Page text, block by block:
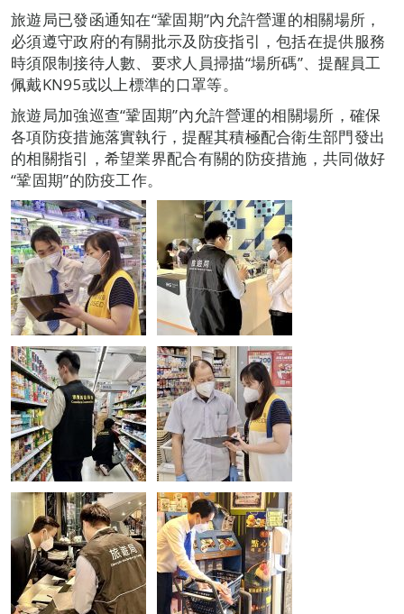
旅遊局已發函通知在“鞏固期”內允許營運的相關場所，
必須遵守政府的有關批示及防疫指引，包括在提供服務
時須限制接待人數、要求人員掃描“場所碼”、提醒員工
佩戴KN95或以上標準的口罩等。
旅遊局加強巡查“鞏固期”內允許營運的相關場所，確保
各項防疫措施落實執行，提醒其積極配合衛生部門發出
的相關指引，希望業界配合有關的防疫措施，共同做好
“鞏固期”的防疫工作。